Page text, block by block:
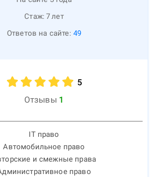
Стаж: 7лет
Ответов на сайте: 49
5
Отзывы 1
IT право
Автомобильное право
и смежные права
право